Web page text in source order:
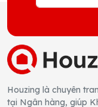
Houzing là chuyên
tại Ngân hàng, giúp